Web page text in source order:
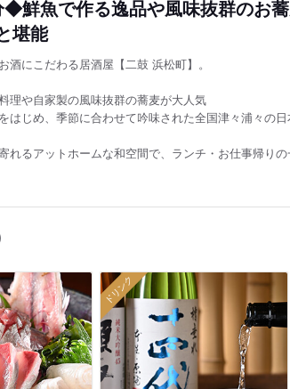
鮮魚で作る逸品や風味抜群のお
堪能
酒にこだわる居酒屋【二鼓 浜松町】。
理や自家製の風味抜群の蕎麦が大人気
はじめ、季節に合わせて吟味された全国津々浦々の日
れるアットホームな和空間で、ランチ・お仕事帰り
ドリンク